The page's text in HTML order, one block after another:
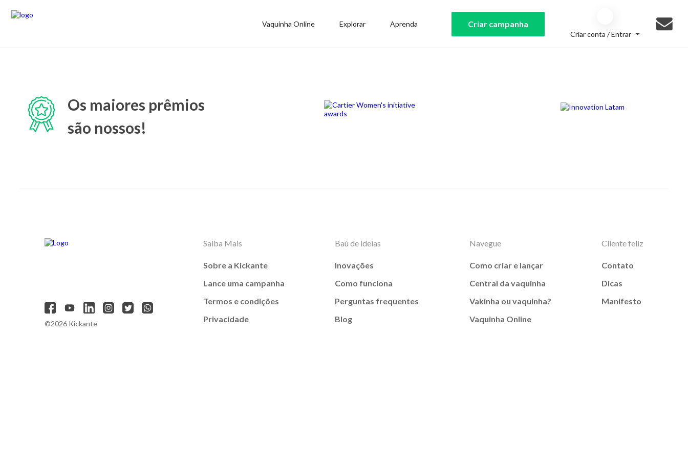
Vaquinha Online Explorar Aprenda Criar campanha
Criar conta / Entrar
Os maiores prêmios
são nossos!
©2026 Kickante
Saiba Mais
Sobre a Kickante
Lance uma campanha
Termos e condições
Privacidade
Baú de ideias
Inovações
Como funciona
Perguntas frequentes
Blog
Navegue
Como criar e lançar
Central da vaquinha
Vakinha ou vaquinha?
Vaquinha Online
Cliente feliz
Contato
Dicas
Manifesto